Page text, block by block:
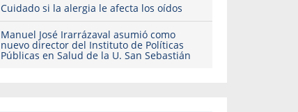
Cuidado si la alergia le afecta los oídos
Manuel José Irarrázaval asumió como
nuevo director del Instituto de Políticas
Públicas en Salud de la U. San Sebastián